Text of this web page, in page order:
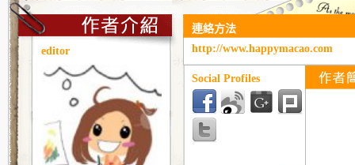
editor
連絡方法
http://www.happymacao.com
Social Profiles